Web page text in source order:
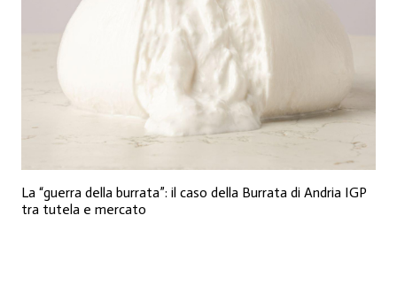
La “guerra della burrata”: il caso della Burrata di Andria IGP
tra tutela e mercato